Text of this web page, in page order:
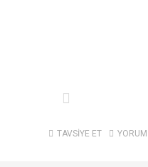
TAVSİYE ET